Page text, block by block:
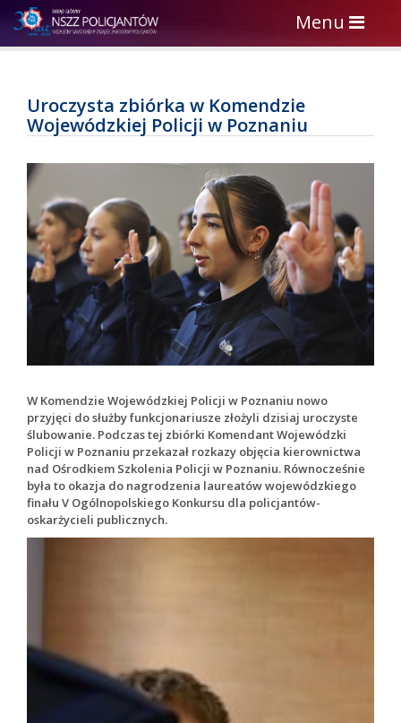
Toggle
navigation
Menu
Uroczysta zbiórka w Komendzie
Wojewódzkiej Policji w Poznaniu
W Komendzie Wojewódzkiej Policji w Poznaniu nowo
przyjęci do służby funkcjonariusze złożyli dzisiaj uroczyste
ślubowanie. Podczas tej zbiórki Komendant Wojewódzki
Policji w Poznaniu przekazał rozkazy objęcia kierownictwa
nad Ośrodkiem Szkolenia Policji w Poznaniu. Równocześnie
była to okazja do nagrodzenia laureatów wojewódzkiego
finału V Ogólnopolskiego Konkursu dla policjantów-
oskarżycieli publicznych.